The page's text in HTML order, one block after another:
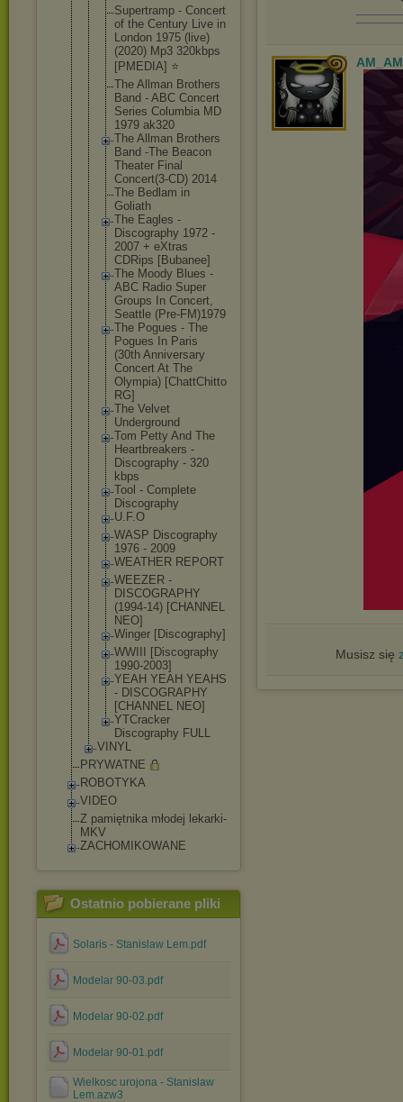
Supertramp - Concert
of the Century Live in
London 1975 (live)
(2020) Mp3 320kbps
[PMEDIA] ⭐️
The Allman Brothers
Band - ABC Concert
Series Columbia MD
1979 ak320
The Allman Brothers
Band -The Beacon
Theater Final
Concert(3-CD) 2014
The Bedlam in
Goliath
The Eagles -
Discography 1972 -
2007 + eXtras
CDRips [Bubanee]
The Moody Blues -
ABC Radio Super
Groups In Concert,
Seattle (Pre-FM)1979
The Pogues - The
Pogues In Paris
(30th Anniversary
Concert At The
Olympia) [ChattChitto
RG]
The Velvet
Underground
Tom Petty And The
Heartbreakers -
Discography - 320
kbps
Tool - Complete
Discography
U.F.O
WASP Discography
1976 - 2009
WEATHER REPORT
WEEZER -
DISCOGRAPHY
(1994-14) [CHANNEL
NEO]
Winger [Discography]
WWIII [Discography
1990-2003]
YEAH YEAH YEAHS
- DISCOGRAPHY
[CHANNEL NEO]
YTCracker
Discography FULL
VINYL
PRYWATNE
ROBOTYKA
VIDEO
Z pamiętnika młodej lekarki-
MKV
ZACHOMIKOWANE
Ostatnio pobierane pliki
Solaris - Stanislaw Lem.pdf
Modelar 90-03.pdf
Modelar 90-02.pdf
Modelar 90-01.pdf
Wielkosc urojona - Stanislaw
Lem.azw3
AM_AM
Musisz się